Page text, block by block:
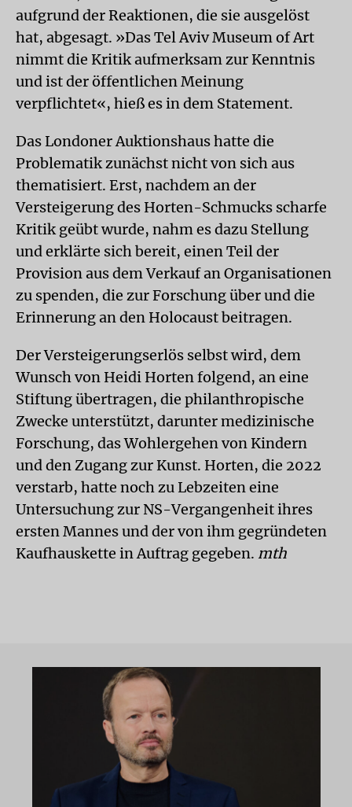
aufgrund der Reaktionen, die sie ausgelöst
hat, abgesagt. »Das Tel Aviv Museum of Art
nimmt die Kritik aufmerksam zur Kenntnis
und ist der öffentlichen Meinung
verpflichtet«, hieß es in dem Statement.
Das Londoner Auktionshaus hatte die
Problematik zunächst nicht von sich aus
thematisiert. Erst, nachdem an der
Versteigerung des Horten-Schmucks scharfe
Kritik geübt wurde, nahm es dazu Stellung
und erklärte sich bereit, einen Teil der
Provision aus dem Verkauf an Organisationen
zu spenden, die zur Forschung über und die
Erinnerung an den Holocaust beitragen.
Der Versteigerungserlös selbst wird, dem
Wunsch von Heidi Horten folgend, an eine
Stiftung übertragen, die philanthropische
Zwecke unterstützt, darunter medizinische
Forschung, das Wohlergehen von Kindern
und den Zugang zur Kunst. Horten, die 2022
verstarb, hatte noch zu Lebzeiten eine
Untersuchung zur NS-Vergangenheit ihres
ersten Mannes und der von ihm gegründeten
Kaufhauskette in Auftrag gegeben. mth